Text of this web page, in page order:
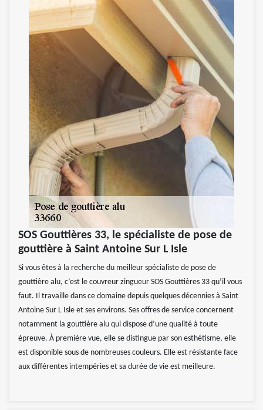
SOS Gouttières 33, le spécialiste de pose de
gouttière à Saint Antoine Sur L Isle
Si vous êtes à la recherche du meilleur spécialiste de pose de
gouttière alu, c’est le couvreur zingueur SOS Gouttières 33 qu’il vous
faut. Il travaille dans ce domaine depuis quelques décennies à Saint
Antoine Sur L Isle et ses environs. Ses offres de service concernent
notamment la gouttière alu qui dispose d’une qualité à toute
épreuve. À première vue, elle se distingue par son esthétisme, elle
est disponible sous de nombreuses couleurs. Elle est résistante face
aux différentes intempéries et sa durée de vie est meilleure.